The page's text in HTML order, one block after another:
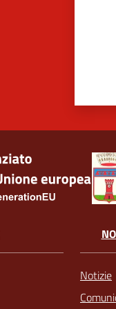
Notizie